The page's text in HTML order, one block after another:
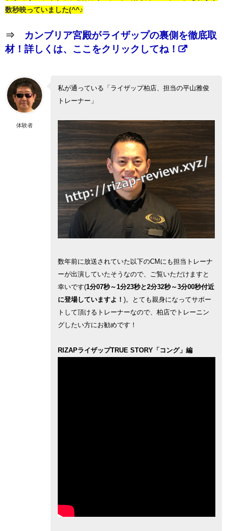
数秒映っていました(^^♪
⇒ カンブリア宮殿がライザップの裏側を徹底取
材！詳しくは、ここをクリックしてね！
体験者
私が通っている「ライザップ柏店、担当の平山雅俊
トレーナー」
数年前に放送されていた以下のCMにも担当トレーナ
ーが出演していたそうなので、ご覧いただけますと
幸いです(1分07秒～1分23秒と2分32秒～3分00秒付近
に登場していますよ！ )。とても親身になってサポー
トして頂けるトレーナーなので、柏店でトレーニン
グしたい方にお勧めです！
RIZAPライザップTRUE STORY「コング」編